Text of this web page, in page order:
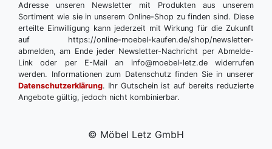
Adresse unseren Newsletter mit Produkten aus unserem
Sortiment wie sie in unserem Online-Shop zu finden sind. Diese
erteilte Einwilligung kann jederzeit mit Wirkung für die Zukunft
auf https://online-moebel-kaufen.de/shop/newsletter-
abmelden, am Ende jeder Newsletter-Nachricht per Abmelde-
Link oder per E-Mail an info@moebel-letz.de widerrufen
werden. Informationen zum Datenschutz finden Sie in unserer
Datenschutzerklärung. Ihr Gutschein ist auf bereits reduzierte
Angebote gültig, jedoch nicht kombinierbar.
© Möbel Letz GmbH